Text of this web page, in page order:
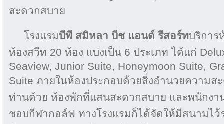
สะดวกสบาย
โรงแรมบีพี สมิหลา บีช แอนด์ รีสอร์ทบริการ
ห้องสวีท 20 ห้อง แบ่งเป็น 6 ประเภท ได้แก่
Seaview, Junior Suite, Honeymoon Suite,
Suite ภายในห้องประกอบด้วยสิ่งอำนวยความ
ท่านด้วย ห้องพักที่แสนสะดวกสบาย และพนักง
ชอบกีฬากอล์ฟ ทางโรงแรมก็ได้จัดให้มีสนามไ